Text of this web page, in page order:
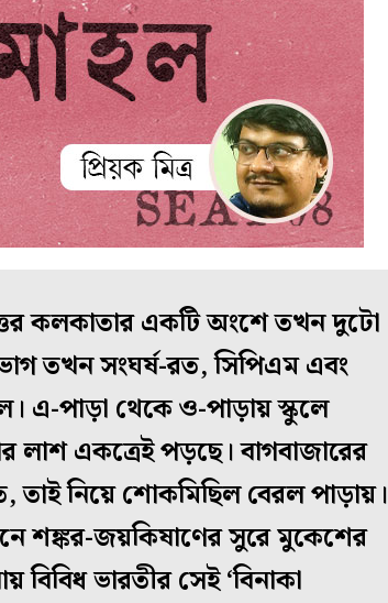
কলকাতার একটি অংশে তখন দুটো
তখন সংঘর্ষ-রত, সিপিএম এবং
এ-পাড়া থেকে ও-পাড়ায় স্কুলে
লাশ একত্রেই পড়ছে। বাগবাজারের
তাই নিয়ে শোকমিছিল বেরল পাড়ায়।
শঙ্কর-জয়কিষাণের সুরে মুকেশের
বিবিধ ভারতীর সেই ‘বিনাকা